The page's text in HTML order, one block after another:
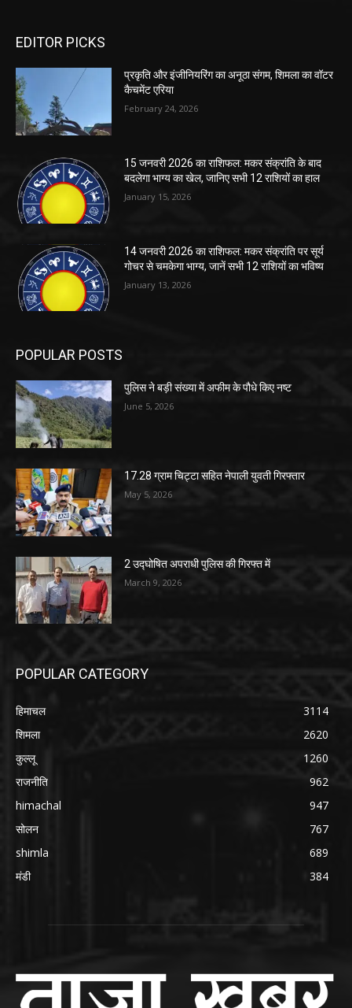
EDITOR PICKS
प्रकृति और इंजीनियरिंग का अनूठा संगम, शिमला का वॉटर
कैचमेंट एरिया
February 24, 2026
15 जनवरी 2026 का राशिफल: मकर संक्रांति के बाद
बदलेगा भाग्य का खेल, जानिए सभी 12 राशियों का हाल
January 15, 2026
14 जनवरी 2026 का राशिफल: मकर संक्रांति पर सूर्य
गोचर से चमकेगा भाग्य, जानें सभी 12 राशियों का भविष्य
January 13, 2026
POPULAR POSTS
पुलिस ने बड़ी संख्या में अफीम के पौधे किए नष्ट
June 5, 2026
17.28 ग्राम चिट्टा सहित नेपाली युवती गिरफ्तार
May 5, 2026
2 उद्घोषित अपराधी पुलिस की गिरफ्त में
March 9, 2026
POPULAR CATEGORY
हिमाचल
3114
शिमला
2620
कुल्लू
1260
राजनीति
962
himachal
947
सोलन
767
shimla
689
मंडी
384